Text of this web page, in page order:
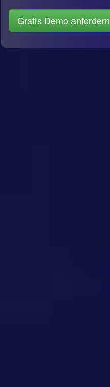
Gratis Demo anfordern